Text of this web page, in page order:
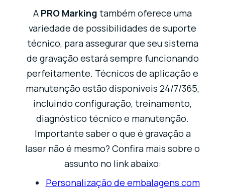
A PRO Marking também oferece uma
variedade de possibilidades de suporte
técnico, para assegurar que seu sistema
de gravação estará sempre funcionando
perfeitamente. Técnicos de aplicação e
manutenção estão disponíveis 24/7/365,
incluindo configuração, treinamento,
diagnóstico técnico e manutenção.
Importante saber o que é gravação a
laser não é mesmo? Confira mais sobre o
assunto no link abaixo:
Personalização de embalagens com